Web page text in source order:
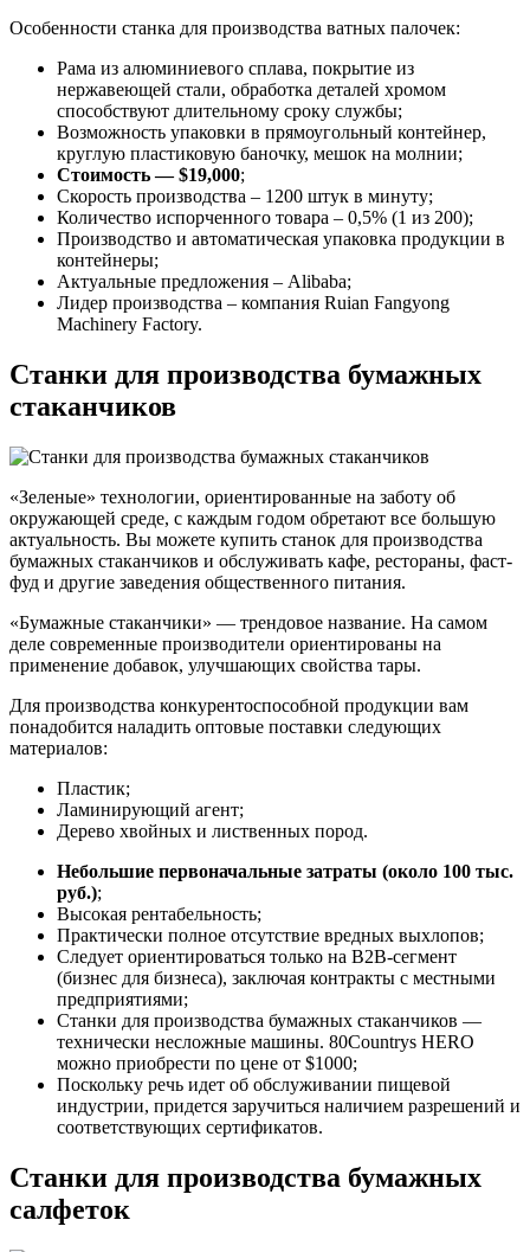
Особенности станка для производства ватных палочек:
Рама из алюминиевого сплава, покрытие из
нержавеющей стали, обработка деталей хромом
способствуют длительному сроку службы;
Возможность упаковки в прямоугольный контейнер,
круглую пластиковую баночку, мешок на молнии;
Стоимость — $19,000;
Скорость производства – 1200 штук в минуту;
Количество испорченного товара – 0,5% (1 из 200);
Производство и автоматическая упаковка продукции в
контейнеры;
Актуальные предложения – Alibaba;
Лидер производства – компания Ruian Fangyong
Machinery Factory.
Станки для производства бумажных
стаканчиков
«Зеленые» технологии, ориентированные на заботу об
окружающей среде, с каждым годом обретают все большую
актуальность. Вы можете купить станок для производства
бумажных стаканчиков и обслуживать кафе, рестораны, фаст-
фуд и другие заведения общественного питания.
«Бумажные стаканчики» — трендовое название. На самом
деле современные производители ориентированы на
применение добавок, улучшающих свойства тары.
Для производства конкурентоспособной продукции вам
понадобится наладить оптовые поставки следующих
материалов:
Пластик;
Ламинирующий агент;
Дерево хвойных и лиственных пород.
Небольшие первоначальные затраты (около 100 тыс.
руб.);
Высокая рентабельность;
Практически полное отсутствие вредных выхлопов;
Следует ориентироваться только на В2В-сегмент
(бизнес для бизнеса), заключая контракты с местными
предприятиями;
Станки для производства бумажных стаканчиков —
технически несложные машины. 80Countrys HERO
можно приобрести по цене от $1000;
Поскольку речь идет об обслуживании пищевой
индустрии, придется заручиться наличием разрешений и
соответствующих сертификатов.
Станки для производства бумажных
салфеток